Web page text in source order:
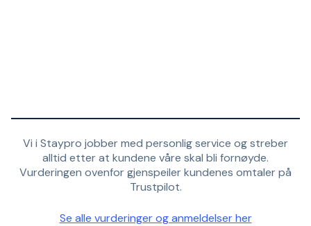
Vi i Staypro jobber med personlig service og streber
alltid etter at kundene våre skal bli fornøyde.
Vurderingen ovenfor gjenspeiler kundenes omtaler på
Trustpilot.
Se alle vurderinger og anmeldelser her